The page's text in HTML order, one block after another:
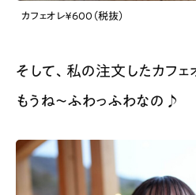
カフェオレ￥600（税抜）
そして、私の注文したカフェ
もうね〜ふわっふわなの♪